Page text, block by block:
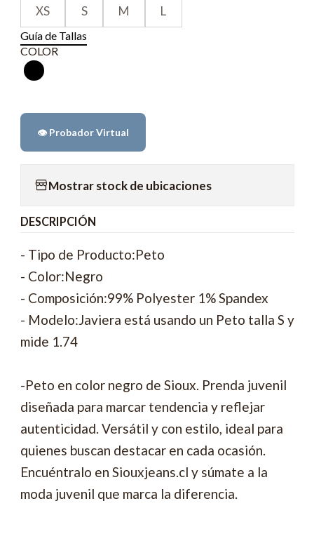
XS S M L
Guía de Tallas
COLOR
👁️ Probador Virtual
Mostrar stock de ubicaciones
DESCRIPCIÓN
- Tipo de Producto:Peto
- Color:Negro
- Composición:99% Polyester 1% Spandex
- Modelo:Javiera está usando un Peto talla S y
mide 1.74
-Peto en color negro de Sioux. Prenda juvenil
diseñada para marcar tendencia y reflejar
autenticidad. Versátil y con estilo, ideal para
quienes buscan destacar en cada ocasión.
Encuéntralo en Siouxjeans.cl y súmate a la
moda juvenil que marca la diferencia.